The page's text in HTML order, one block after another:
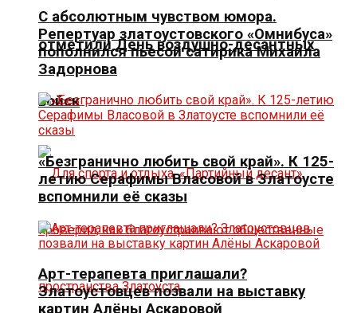
отметили День воздушно-десантных
войск
С абсолютным чувством юмора.
Репертуар златоустовского «Омнибуса»
пополнился пьесой сатирика Михаила
Задорнова
«Безгранично любить свой край». К 125-
летию Серафимы Власовой в Златоусте
вспомнили её сказы
Арт-терапевта приглашали?
Златоустовцев позвали на выставку
картин Алёны Аскаровой